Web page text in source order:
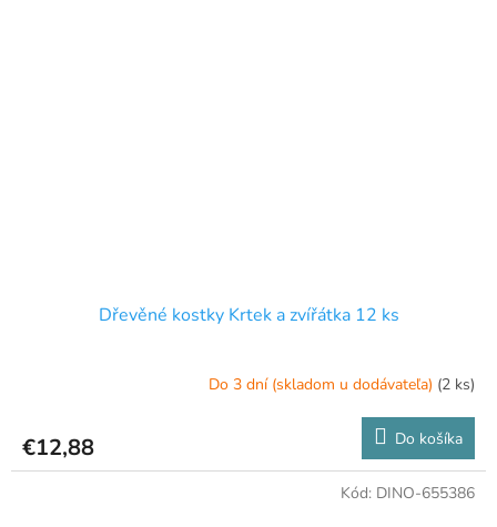
Dřevěné kostky Krtek a zvířátka 12 ks
Do 3 dní (skladom u dodávateľa) (2 ks)
€12,88 Do košíka
Kód: DINO-655386